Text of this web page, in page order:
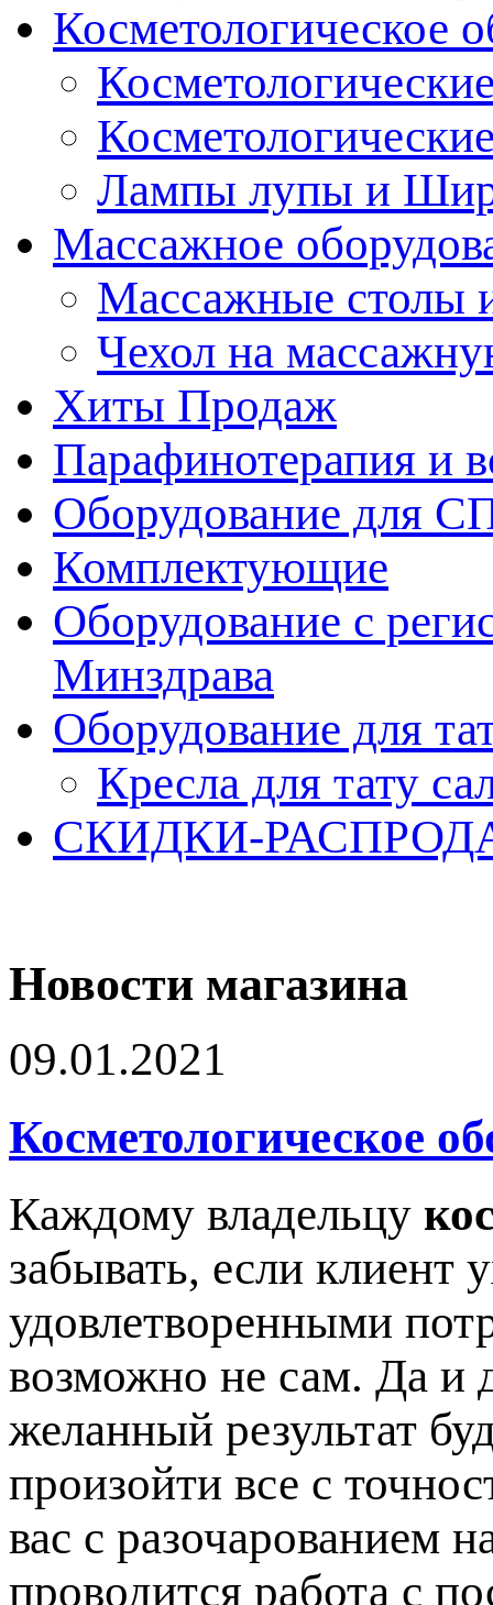
Косметологическое
Лампы лупы и
Массажное
Массажные столы
Чехол на
Хиты Продаж
Парафинотерапия и
Оборудование для
Комплектующие
Оборудование с
Минздрава
Оборудование для
Кресла для тату
СКИДКИ-
Новости магазина
09.01.2021
Косметологическое
Каждому владельцу
забывать, если клиент
удовлетворенными
возможно не сам. Да и
желанный результат
произойти все с
вас с разочарованием
проводится работа с